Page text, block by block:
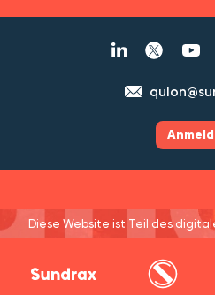
Diese Website ist Teil des